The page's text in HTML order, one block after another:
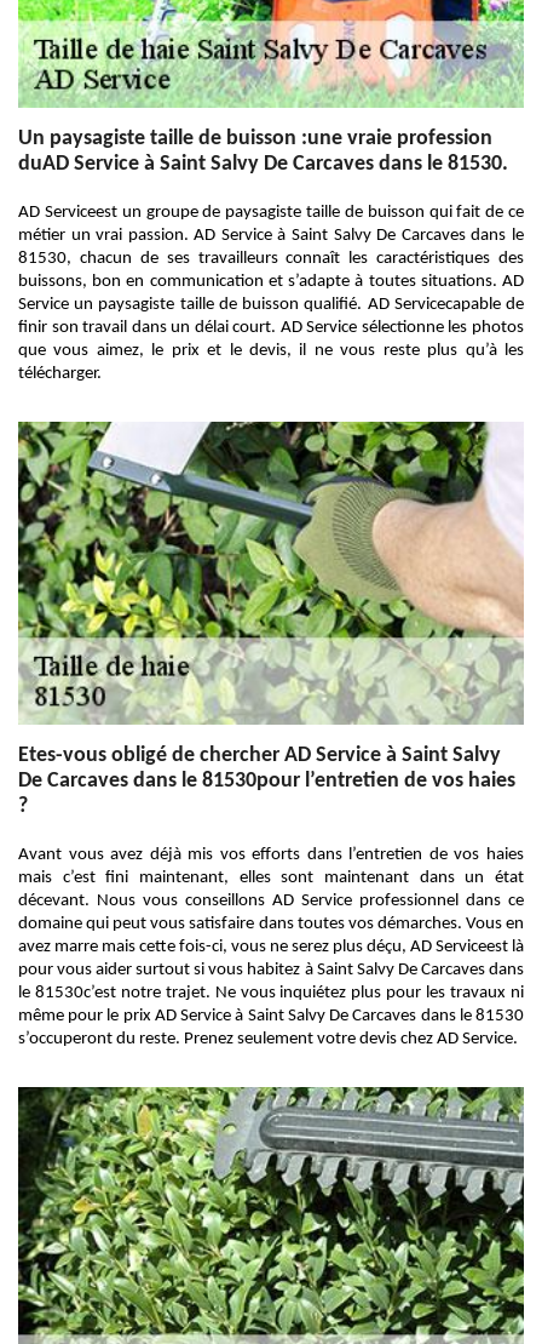
Un paysagiste taille de buisson :une vraie profession
duAD Service à Saint Salvy De Carcaves dans le 81530.
AD Serviceest un groupe de paysagiste taille de buisson qui fait de ce
métier un vrai passion. AD Service à Saint Salvy De Carcaves dans le
81530, chacun de ses travailleurs connaît les caractéristiques des
buissons, bon en communication et s’adapte à toutes situations. AD
Service un paysagiste taille de buisson qualifié. AD Servicecapable de
finir son travail dans un délai court. AD Service sélectionne les photos
que vous aimez, le prix et le devis, il ne vous reste plus qu’à les
télécharger.
Etes-vous obligé de chercher AD Service à Saint Salvy
De Carcaves dans le 81530pour l’entretien de vos haies
?
Avant vous avez déjà mis vos efforts dans l’entretien de vos haies
mais c’est fini maintenant, elles sont maintenant dans un état
décevant. Nous vous conseillons AD Service professionnel dans ce
domaine qui peut vous satisfaire dans toutes vos démarches. Vous en
avez marre mais cette fois-ci, vous ne serez plus déçu, AD Serviceest là
pour vous aider surtout si vous habitez à Saint Salvy De Carcaves dans
le 81530c’est notre trajet. Ne vous inquiétez plus pour les travaux ni
même pour le prix AD Service à Saint Salvy De Carcaves dans le 81530
s’occuperont du reste. Prenez seulement votre devis chez AD Service.